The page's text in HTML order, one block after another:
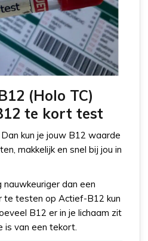
(Holo TC)
te kort test
kun je jouw B12 waarde
makkelijk en snel bij jou in
dan een
te testen op Actief-B12 kun
B12 er in je lichaam zit
is van een tekort.